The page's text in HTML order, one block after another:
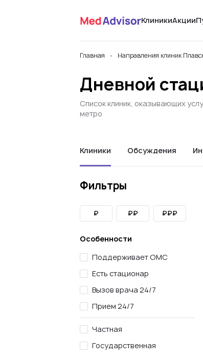
КлиникиАкции
Главная Направления клиник
Дневной
Список клиник, оказывающих
метро
Клиники Обсуждения
Фильтры
₽ ₽₽ ₽₽₽
Особенности
Поддерживает ОМС
Есть стационар
Вызов врача 24/7
Прием 24/7
Частная
Государственная